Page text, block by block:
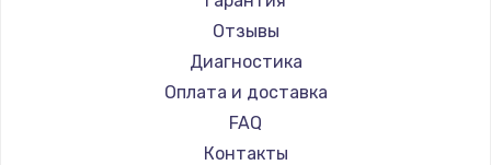
Замена видеокарты
1600 руб.
Заказать
Ремонт разъема питания
Telefunken
Hyundai
Doffler
Hiper
Grundig
Отзывы
Диагностика
Оплата и доставка
FAQ
Контакты